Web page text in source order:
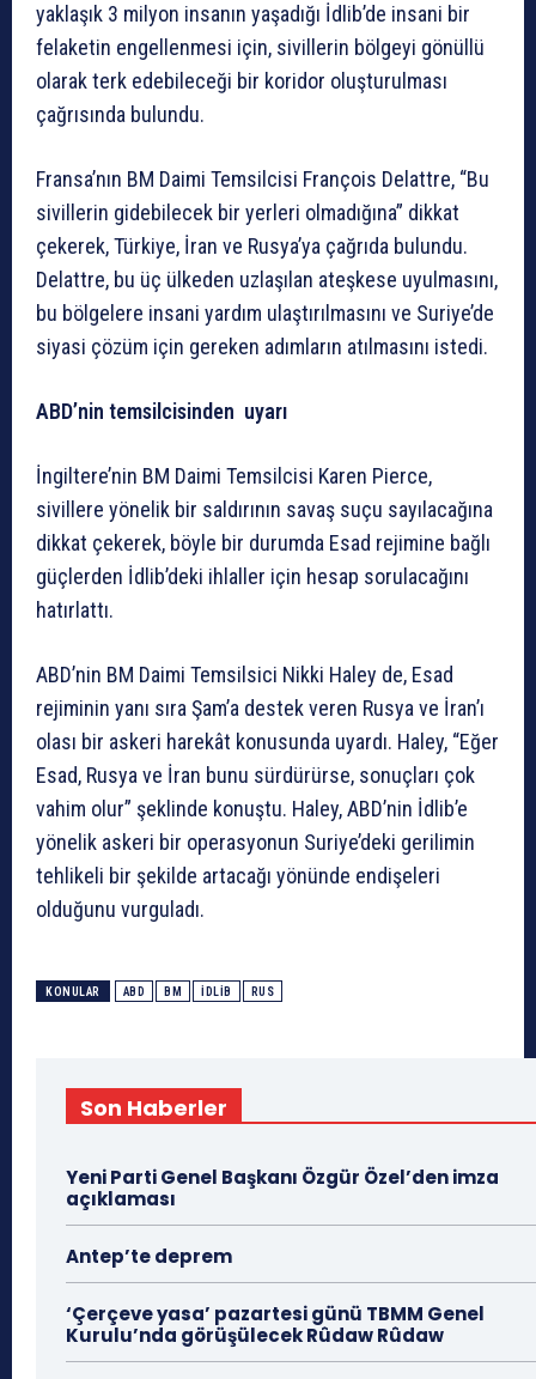
yaklaşık 3 milyon insanın yaşadığı İdlib’de insani bir
felaketin engellenmesi için, sivillerin bölgeyi gönüllü
olarak terk edebileceği bir koridor oluşturulması
çağrısında bulundu.
Fransa’nın BM Daimi Temsilcisi François Delattre, “Bu
sivillerin gidebilecek bir yerleri olmadığına” dikkat
çekerek, Türkiye, İran ve Rusya’ya çağrıda bulundu.
Delattre, bu üç ülkeden uzlaşılan ateşkese uyulmasını,
bu bölgelere insani yardım ulaştırılmasını ve Suriye’de
siyasi çözüm için gereken adımların atılmasını istedi.
ABD’nin temsilcisinden uyarı
İngiltere’nin BM Daimi Temsilcisi Karen Pierce,
sivillere yönelik bir saldırının savaş suçu sayılacağına
dikkat çekerek, böyle bir durumda Esad rejimine bağlı
güçlerden İdlib’deki ihlaller için hesap sorulacağını
hatırlattı.
ABD’nin BM Daimi Temsilsici Nikki Haley de, Esad
rejiminin yanı sıra Şam’a destek veren Rusya ve İran’ı
olası bir askeri harekât konusunda uyardı. Haley, “Eğer
Esad, Rusya ve İran bunu sürdürürse, sonuçları çok
vahim olur” şeklinde konuştu. Haley, ABD’nin İdlib’e
yönelik askeri bir operasyonun Suriye’deki gerilimin
tehlikeli bir şekilde artacağı yönünde endişeleri
olduğunu vurguladı.
KONULAR ABD BM İDLIB RUS
Son Haberler
Yeni Parti Genel Başkanı Özgür Özel’den imza
açıklaması
Antep’te deprem
‘Çerçeve yasa’ pazartesi günü TBMM Genel
Kurulu’nda görüşülecek Rûdaw Rûdaw